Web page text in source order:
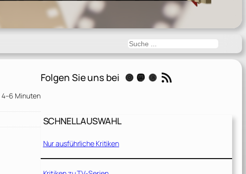
Suchen
4–6 Minuten
Folgen Sie uns bei Instagram Mastodon Threads RSS-Feed
SCHNELLAUSWAHL
Nur ausführliche Kritiken